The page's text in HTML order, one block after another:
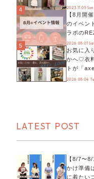
生色、バ
デまでご
2023.11.05 Sun
4
【8月開
のイベン
ラボの
プチYour
ティまで
トをチェ
2026.08.01
5
お気に入
かへ♡衣
トが「
デート！
2026.08.04
LATEST POST
【8/7〜
かけ準備
に着たい